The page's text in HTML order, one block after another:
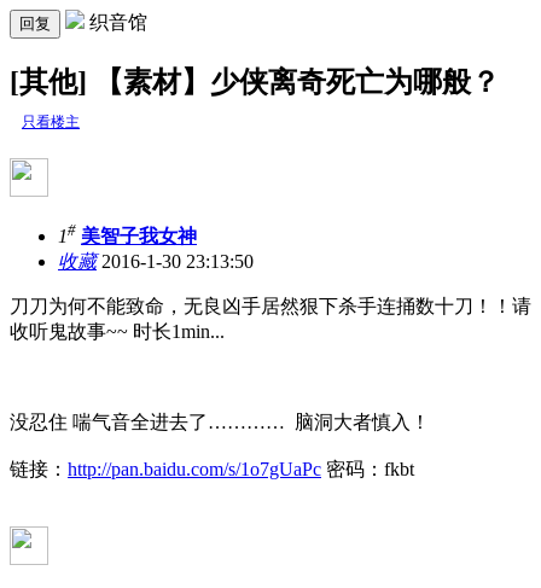
回复 织音馆
[其他] 【素材】少侠离奇死亡为哪般？
只看楼主
1# 美智子我女神
收藏2016-1-30 23:13:50
刀刀为何不能致命，无良凶手居然狠下杀手连捅数十刀！！请
收听鬼故事~~ 时长1min...
没忍住 喘气音全进去了………… 脑洞大者慎入！
链接： http://pan.baidu.com/s/1o7gUaPc 密码：fkbt